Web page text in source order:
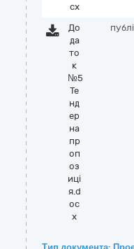
cx
До
да
то
к
№5
Те
нд
ер
на
пр
оп
оз
иці
я.d
oc
x